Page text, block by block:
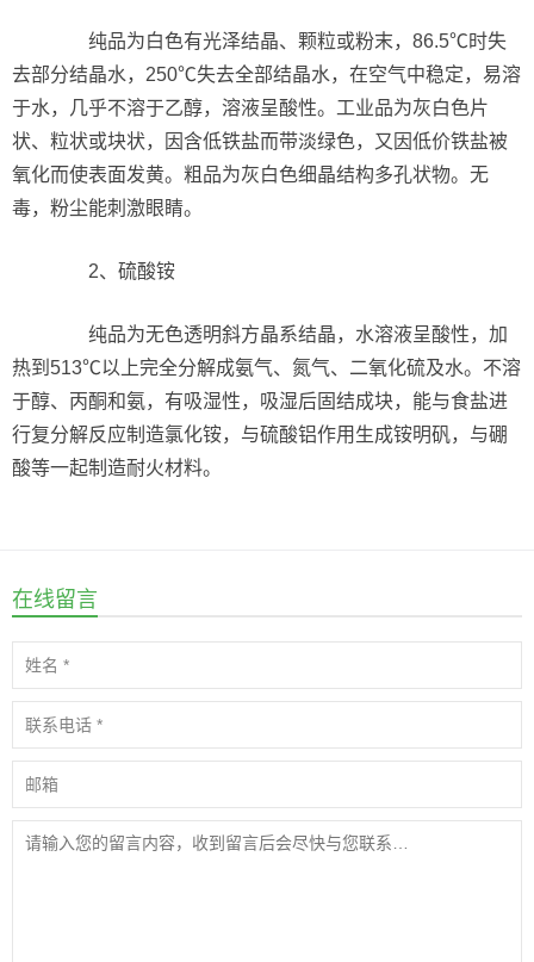
纯品为白色有光泽结晶、颗粒或粉末，86.5℃时失
去部分结晶水，250℃失去全部结晶水，在空气中稳定，易溶
于水，几乎不溶于乙醇，溶液呈酸性。工业品为灰白色片
状、粒状或块状，因含低铁盐而带淡绿色，又因低价铁盐被
氧化而使表面发黄。粗品为灰白色细晶结构多孔状物。无
毒，粉尘能刺激眼睛。
2、硫酸铵
纯品为无色透明斜方晶系结晶，水溶液呈酸性，加
热到513℃以上完全分解成氨气、氮气、二氧化硫及水。不溶
于醇、丙酮和氨，有吸湿性，吸湿后固结成块，能与食盐进
行复分解反应制造氯化铵，与硫酸铝作用生成铵明矾，与硼
酸等一起制造耐火材料。
在线留言